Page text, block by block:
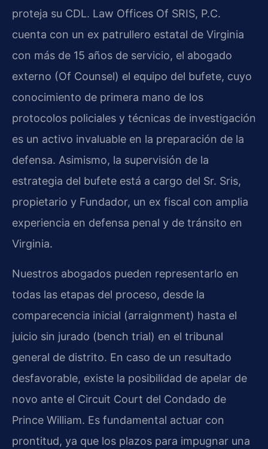
proteja su CDL. Law Offices Of SRIS, P.C.
cuenta con un ex patrullero estatal de Virginia
con más de 15 años de servicio, el abogado
externo (Of Counsel) el equipo del bufete, cuyo
conocimiento de primera mano de los
protocolos policiales y técnicas de investigación
es un activo invaluable en la preparación de la
defensa. Asimismo, la supervisión de la
estrategia del bufete está a cargo del Sr. Sris,
propietario y Fundador, un ex fiscal con amplia
experiencia en defensa penal y de tránsito en
Virginia.
Nuestros abogados pueden representarlo en
todas las etapas del proceso, desde la
comparecencia inicial (arraignment) hasta el
juicio sin jurado (bench trial) en el tribunal
general de distrito. En caso de un resultado
desfavorable, existe la posibilidad de apelar de
novo ante el Circuit Court del Condado de
Prince William. Es fundamental actuar con
prontitud, ya que los plazos para impugnar una